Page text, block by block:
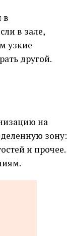
в
в зале,
узкие
другой.
на
зону:
и прочее.